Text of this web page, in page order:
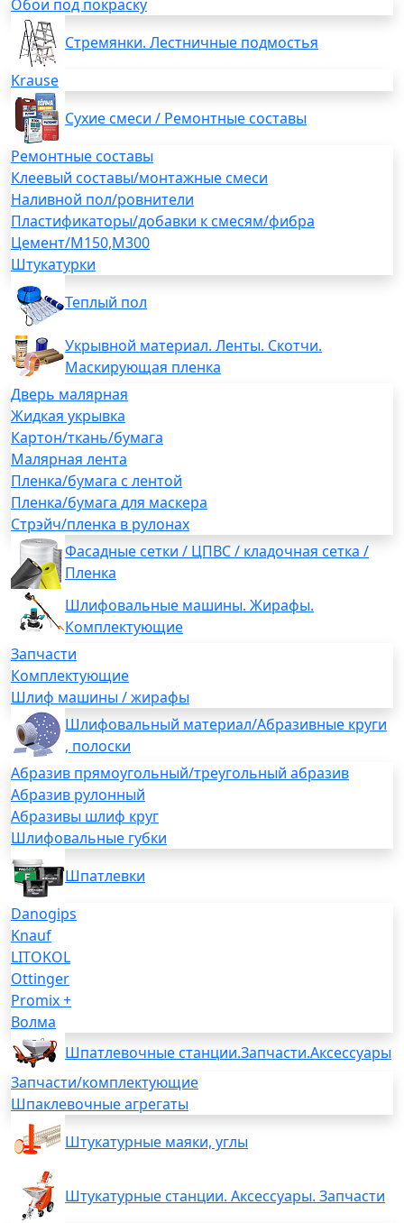
Обои под покраску
Стремянки. Лестничные подмостья
Krause
Сухие смеси / Ремонтные составы
Ремонтные составы
Клеевый составы/монтажные смеси
Наливной пол/ровнители
Пластификаторы/добавки к смесям/фибра
Цемент/М150,М300
Штукатурки
Теплый пол
Укрывной материал. Ленты. Скотчи.
Маскирующая пленка
Дверь малярная
Жидкая укрывка
Картон/ткань/бумага
Малярная лента
Пленка/бумага с лентой
Пленка/бумага для маскера
Стрэйч/пленка в рулонах
Фасадные сетки / ЦПВС / кладочная сетка /
Пленка
Шлифовальные машины. Жирафы.
Комплектующие
Запчасти
Комплектующие
Шлиф машины / жирафы
Шлифовальный материал/Абразивные круги
, полоски
Абразив прямоугольный/треугольный абразив
Абразив рулонный
Абразивы шлиф круг
Шлифовальные губки
Шпатлевки
Danogips
Knauf
LITOKOL
Ottinger
Promix +
Волма
Шпатлевочные станции.Запчасти.Аксессуары
Запчасти/комплектующие
Шпаклевочные агрегаты
Штукатурные маяки, углы
Штукатурные станции. Аксессуары. Запчасти